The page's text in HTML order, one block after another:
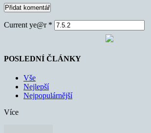
Current ye@r *
POSLEDNÍ ČLÁNKY
Vše
Nejlepší
Nejpopulárnější
Více